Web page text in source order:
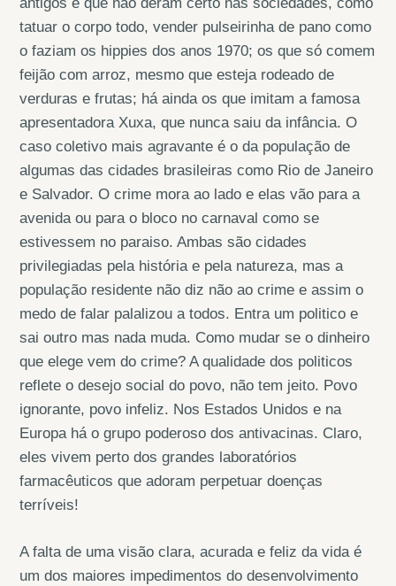
tatuar o corpo todo, vender pulseirinha de pano como
o faziam os hippies dos anos 1970; os que só comem
feijão com arroz, mesmo que esteja rodeado de
verduras e frutas; há ainda os que imitam a famosa
apresentadora Xuxa, que nunca saiu da infância. O
caso coletivo mais agravante é o da população de
algumas das cidades brasileiras como Rio de Janeiro
e Salvador. O crime mora ao lado e elas vão para a
avenida ou para o bloco no carnaval como se
estivessem no paraiso. Ambas são cidades
privilegiadas pela história e pela natureza, mas a
população residente não diz não ao crime e assim o
medo de falar palalizou a todos. Entra um politico e
sai outro mas nada muda. Como mudar se o dinheiro
que elege vem do crime? A qualidade dos politicos
reflete o desejo social do povo, não tem jeito. Povo
ignorante, povo infeliz. Nos Estados Unidos e na
Europa há o grupo poderoso dos antivacinas. Claro,
eles vivem perto dos grandes laboratórios
farmacêuticos que adoram perpetuar doenças
terríveis!
A falta de uma visão clara, acurada e feliz da vida é
um dos maiores impedimentos do desenvolvimento